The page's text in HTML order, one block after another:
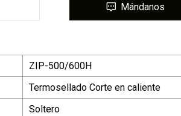
Mándanos
ZIP-500/600H
Termosellado Corte en caliente
Soltero